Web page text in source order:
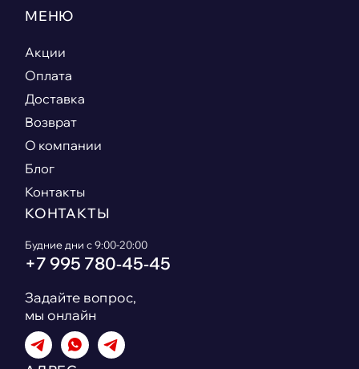
МЕНЮ
Акции
Оплата
Доставка
Возврат
О компании
Блог
Контакты
КОНТАКТЫ
Будние дни с 9:00-20:00
+7 995 780‑45‑45
Задайте вопрос,
мы онлайн